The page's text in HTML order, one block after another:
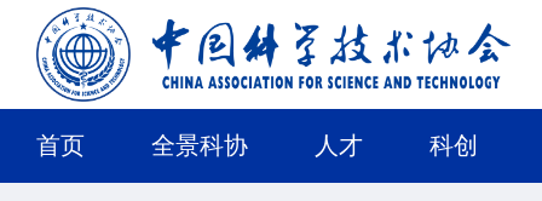
首页 全景科协 人才 科创